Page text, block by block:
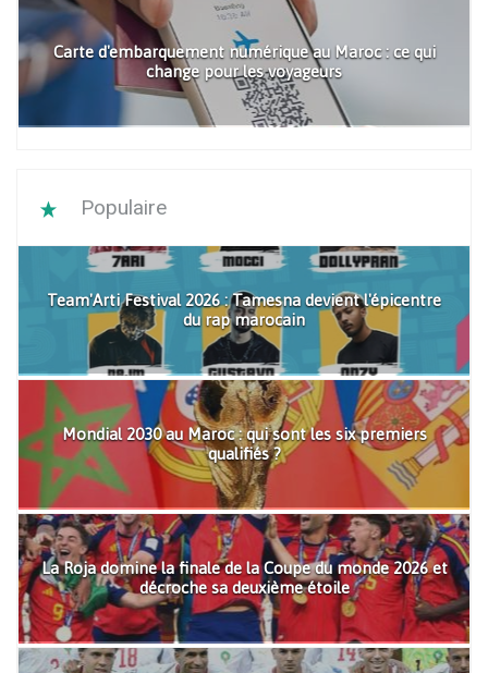
Carte d'embarquement numérique au Maroc : ce qui
change pour les voyageurs
Populaire
Team'Arti Festival 2026 : Tamesna devient l'épicentre
du rap marocain
Mondial 2030 au Maroc : qui sont les six premiers
qualifiés ?
La Roja domine la finale de la Coupe du monde 2026 et
décroche sa deuxième étoile